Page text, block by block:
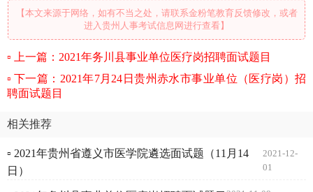
【本文来源于网络，如有不当之处，请联系金粉笔教育反馈修改，或者
进入贵州人事考试信息网进行查看】
上一篇：2021年务川县事业单位医疗岗招聘面试题目
下一篇：2021年7月24日贵州赤水市事业单位（医疗岗）招
聘面试题目
相关推荐
▫ 2021年贵州省遵义市医学院遴选面试题（11月14
日）
2021-12-
01